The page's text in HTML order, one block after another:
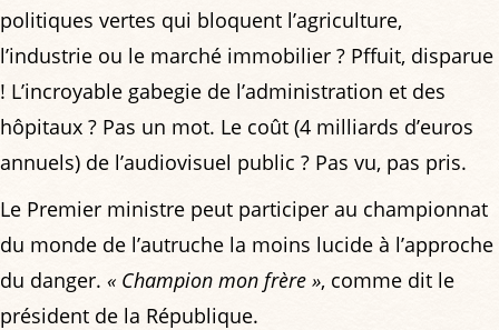
politiques vertes qui bloquent l’agriculture,
l’industrie ou le marché immobilier ? Pffuit, disparue
! L’incroyable gabegie de l’administration et des
hôpitaux ? Pas un mot. Le coût (4 milliards d’euros
annuels) de l’audiovisuel public ? Pas vu, pas pris.
Le Premier ministre peut participer au championnat
du monde de l’autruche la moins lucide à l’approche
du danger. « Champion mon frère », comme dit le
président de la République.